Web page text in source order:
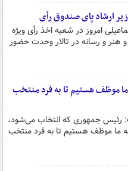
ارشاد پای صندوق رأی
امروز در شعبه اخذ رأی ویژه
و رسانه در تالار وحدت حضور
موظف هستیم تا به فرد منتخب
رئیس جمهوری که انتخاب می‌شود،
ما موظف هستیم تا به فرد منتخب